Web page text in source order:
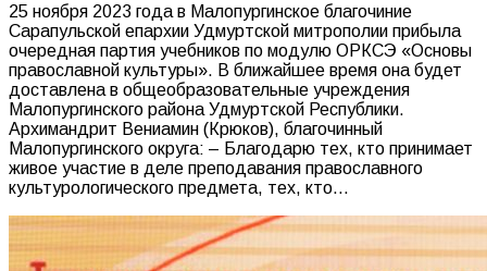
25 ноября 2023 года в Малопургинское благочиние
Сарапульской епархии Удмуртской митрополии прибыла
очередная партия учебников по модулю ОРКСЭ «Основы
православной культуры». В ближайшее время она будет
доставлена в общеобразовательные учреждения
Малопургинского района Удмуртской Республики.
Архимандрит Вениамин (Крюков), благочинный
Малопургинского округа: – Благодарю тех, кто принимает
живое участие в деле преподавания православного
культурологического предмета, тех, кто…